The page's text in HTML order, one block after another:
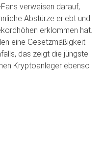
verweisen darauf,
Abstürze erlebt und
erklommen hat.
eine Gesetzmäßigkeit
das zeigt die jüngste
Kryptoanleger ebenso